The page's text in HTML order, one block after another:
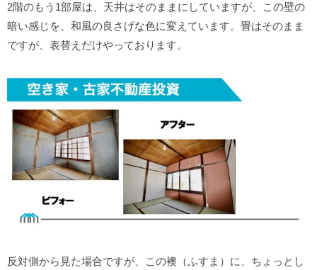
2階のもう1部屋は、天井はそのままにしていますが、この壁の
暗い感じを、和風の良さげな色に変えています。畳はそのまま
ですが、表替えだけやっております。
反対側から見た場合ですが、この襖（ふすま）に、ちょっとし